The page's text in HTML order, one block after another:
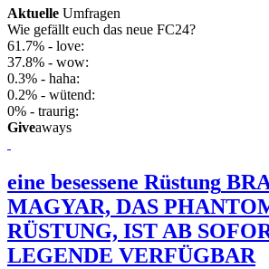
Aktuelle Umfragen
Wie gefällt euch das neue FC24?
61.7% - love:
37.8% - wow:
0.3% - haha:
0.2% - wütend:
0% - traurig:
Giveaways
eine besessene Rüstung
MAGYAR, DAS
RÜSTUNG, IST AB
LEGENDE VERFÜGBAR